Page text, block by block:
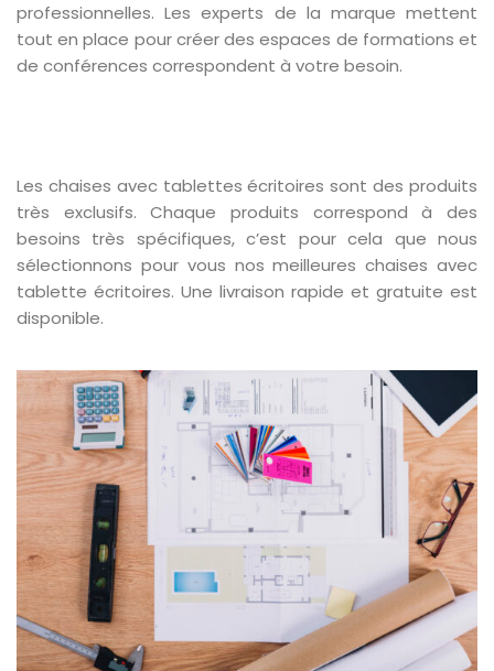
professionnelles. Les experts de la marque mettent
tout en place pour créer des espaces de formations et
de conférences correspondent à votre besoin.
Les chaises avec tablettes écritoires sont des produits
très exclusifs. Chaque produits correspond à des
besoins très spécifiques, c’est pour cela que nous
sélectionnons pour vous nos meilleures chaises avec
tablette écritoires. Une livraison rapide et gratuite est
disponible.